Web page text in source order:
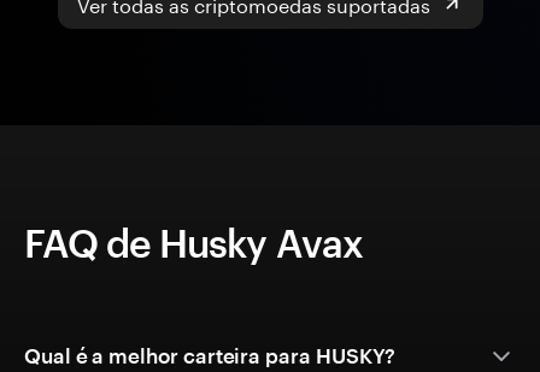
FAQ de Husky Avax
Qual é a melhor carteira para HUSKY?